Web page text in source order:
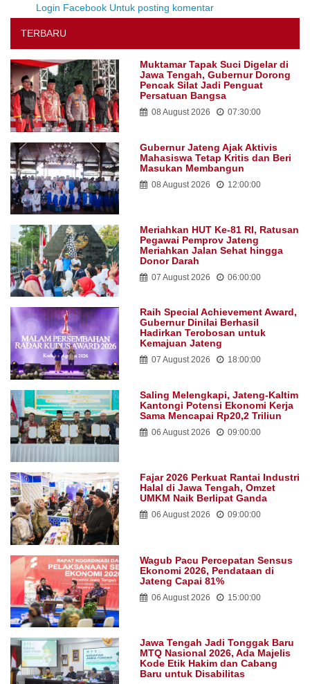
Login Facebook Untuk posting komentar
TERBARU
Muktamar Tapak Suci Digelar di
Jawa Tengah, Gubernur Dorong
Pencak Silat Jadi Penguat
Persatuan Bangsa
08 August 2026 07:30:00
Gubernur Jateng Ajak Aktivis
Mahasiswa Tetap Kritis dan Beri
Masukan Membangun
08 August 2026 12:00:00
Meriahkan HUT Ke-81 RI, Ratusan
Pegawai Pemprov Jateng
Meriahkan Jalan Sehat hingga
Donor Darah
07 August 2026 06:00:00
Raih Special Achievement Award,
Gubernur Dinilai Berhasil
Hadirkan Terobosan untuk
Kemajuan Jateng
07 August 2026 18:00:00
Saling Melengkapi, Jateng-Kaltim
Kantongi Potensi Ekonomi Kerja
Sama Mencapai Rp20,2 Triliun
06 August 2026 09:00:00
Fajar 2026 Perkuat Rantai Industri
Halal di Jawa Tengah, Omzet
UMKM Naik Berlipat Ganda
06 August 2026 09:00:00
Wagub Pacu Percepatan Sensus
Ekonomi 2026, Pendataan di
Jateng Capai 81%
06 August 2026 15:00:00
Jawa Tengah Jadi Tonggak Baru
MTQ Nasional 2026, Ada Majelis
Kode Etik Hakim dan Cabang
Baru untuk Disabilitas